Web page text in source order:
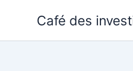
Café des